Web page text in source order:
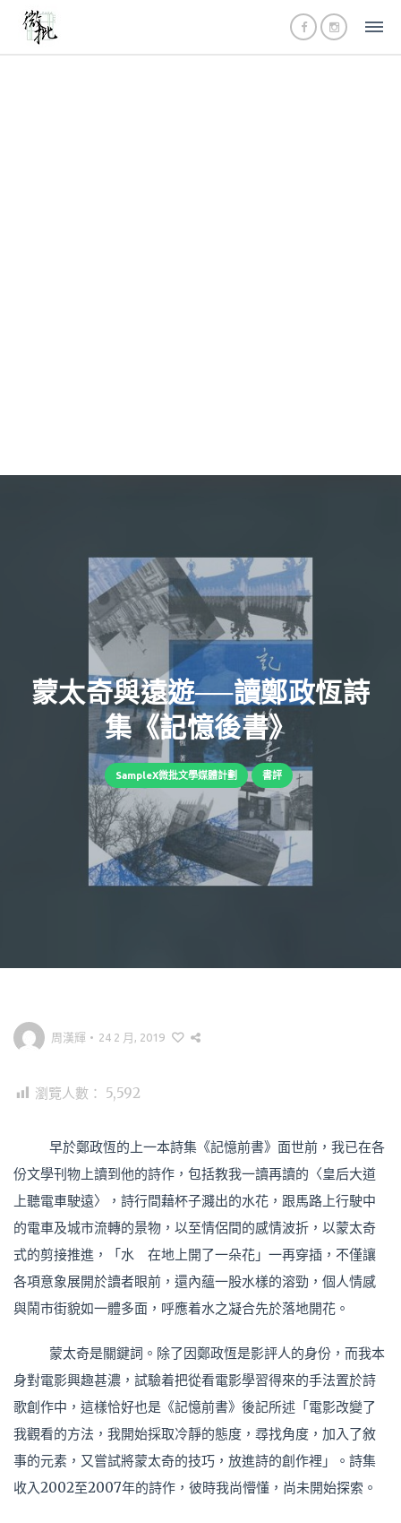
蒙太奇與遠遊──讀鄭政恆詩
集《記憶後書》
SampleX微批文學媒體計劃 書評
周漢輝 • 24 2 月, 2019
瀏覽人數： 5,592
早於鄭政恆的上一本詩集《記憶前書》面世前，我已在各
份文學刊物上讀到他的詩作，包括教我一讀再讀的〈皇后大道
上聽電車駛遠〉，詩行間藉杯子濺出的水花，跟馬路上行駛中
的電車及城市流轉的景物，以至情侶間的感情波折，以蒙太奇
式的剪接推進，「水 在地上開了一朵花」一再穿插，不僅讓
各項意象展開於讀者眼前，還內蘊一股水樣的溶勁，個人情感
與鬧市街貌如一體多面，呼應着水之凝合先於落地開花。
蒙太奇是關鍵詞。除了因鄭政恆是影評人的身份，而我本
身對電影興趣甚濃，試驗着把從看電影學習得來的手法置於詩
歌創作中，這樣恰好也是《記憶前書》後記所述「電影改變了
我觀看的方法，我開始採取冷靜的態度，尋找角度，加入了敘
事的元素，又嘗試將蒙太奇的技巧，放進詩的創作裡」。詩集
收入2002至2007年的詩作，彼時我尚懵懂，尚未開始探索。